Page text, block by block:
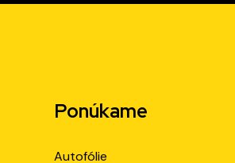
Ponúkame
Autofólie